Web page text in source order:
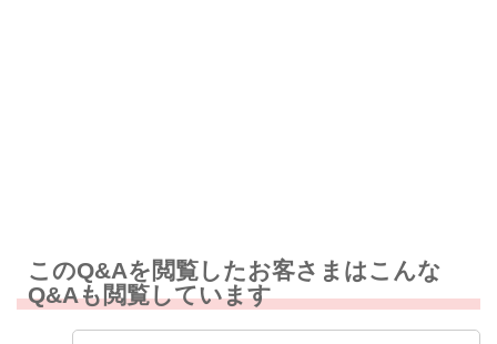
このQ&Aを閲覧したお客さまはこんな
Q&Aも閲覧しています